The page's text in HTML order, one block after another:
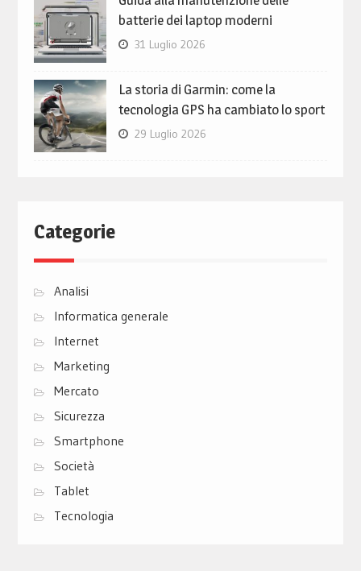
batterie dei laptop moderni
31 Luglio 2026
La storia di Garmin: come la
tecnologia GPS ha cambiato lo sport
29 Luglio 2026
Categorie
Analisi
Informatica generale
Internet
Marketing
Mercato
Sicurezza
Smartphone
Società
Tablet
Tecnologia